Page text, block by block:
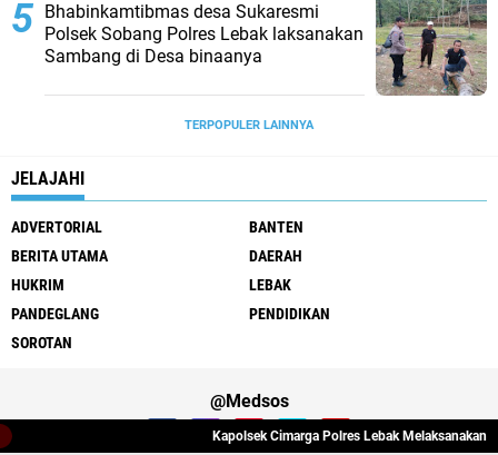
Bhabinkamtibmas desa Sukaresmi
Polsek Sobang Polres Lebak laksanakan
Sambang di Desa binaanya
TERPOPULER LAINNYA
JELAJAHI
ADVERTORIAL
BANTEN
BERITA UTAMA
DAERAH
HUKRIM
LEBAK
PANDEGLANG
PENDIDIKAN
SOROTAN
@Medsos
Kapolsek Cimarga Polres Lebak Melaksanakan